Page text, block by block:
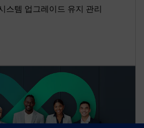
스템 업그레이드 유지 관리